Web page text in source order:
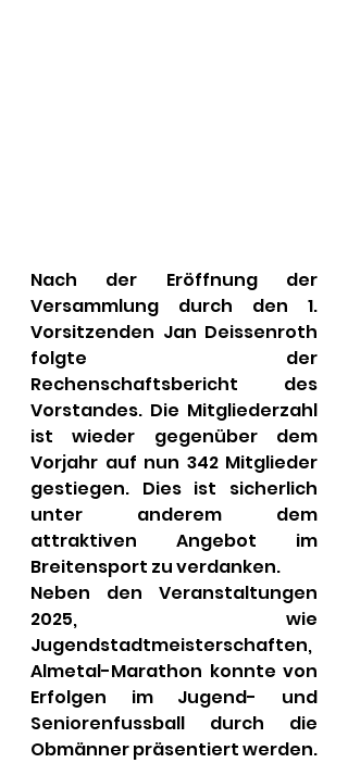
Nach der Eröffnung der
Versammlung durch den 1.
Vorsitzenden Jan Deissenroth
folgte der
Rechenschaftsbericht des
Vorstandes. Die Mitgliederzahl
ist wieder gegenüber dem
Vorjahr auf nun 342 Mitglieder
gestiegen. Dies ist sicherlich
unter anderem dem
attraktiven Angebot im
Breitensport zu verdanken.
Neben den Veranstaltungen
2025, wie
Jugendstadtmeisterschaften,
Almetal-Marathon konnte von
Erfolgen im Jugend- und
Seniorenfussball durch die
Obmänner präsentiert werden.